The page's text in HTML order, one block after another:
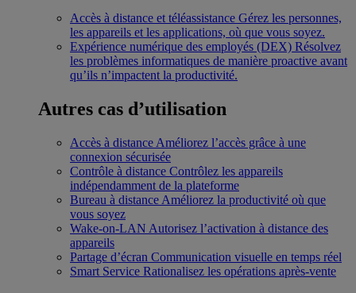
Accès à distance et téléassistance Gérez les personnes,
les appareils et les applications, où que vous soyez.
Expérience numérique des employés (DEX) Résolvez
les problèmes informatiques de manière proactive avant
qu’ils n’impactent la productivité.
Autres cas d’utilisation
Accès à distance Améliorez l’accès grâce à une
connexion sécurisée
Contrôle à distance Contrôlez les appareils
indépendamment de la plateforme
Bureau à distance Améliorez la productivité où que
vous soyez
Wake-on-LAN Autorisez l’activation à distance des
appareils
Partage d’écran Communication visuelle en temps réel
Smart Service Rationalisez les opérations après-vente